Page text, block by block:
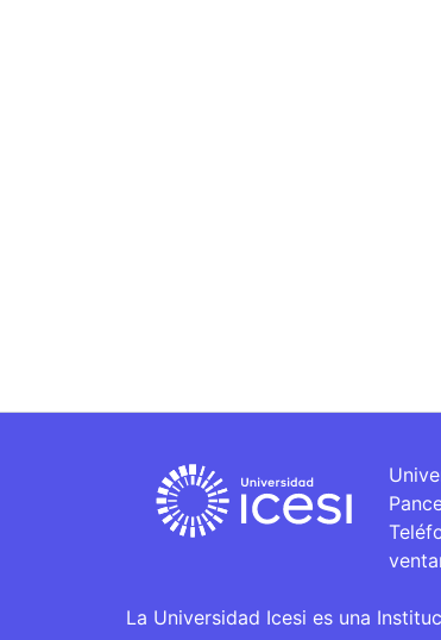
La Universidad Icesi es una